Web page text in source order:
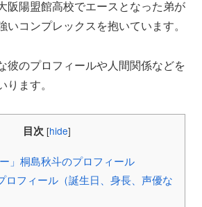
阪陽盟館高校でエースとなった弟が
いコンプレックスを抱いています。
彼のプロフィールや人間関係などを
ます。
目次 [hide]
」桐島秋斗のプロフィール
ロフィール（誕生日、身長、声優な